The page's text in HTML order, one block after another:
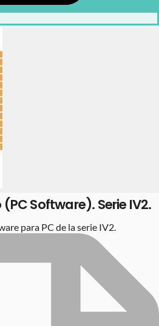
Software). Serie IV2.
para PC de la serie IV2.